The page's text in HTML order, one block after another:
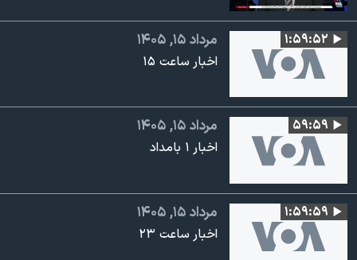
۱:۵۹:۵۲ مرداد ۱۵, ۱۴۰۵
اخبار ساعت ۱۵
۵۹:۵۹ مرداد ۱۵, ۱۴۰۵
اخبار ۱ بامداد
۱:۵۹:۵۹ مرداد ۱۵, ۱۴۰۵
اخبار ساعت ۲۳